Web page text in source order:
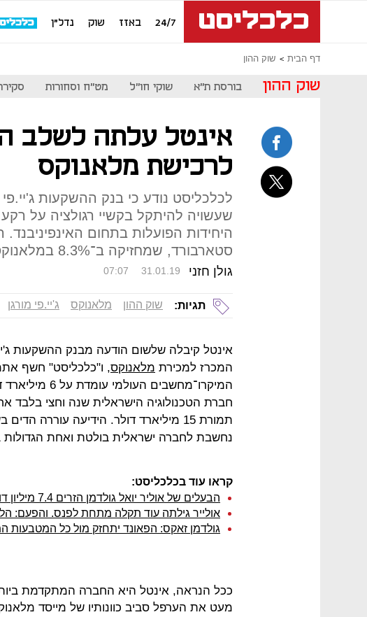
24/7 באזז שוק נדל"ן
דף הבית שוק ההון
שוק ההון בורסת ת"א שוקי חו"ל מט"ח וסחורות
אינטל עלתה לשלב
לרכישת מלאנוקס
לכלכליסט נודע כי בנק ההשקעות
שעשויה להיתקל בקשיי רגולציה על
היחידות הפועלות בתחום
סטארבורד, שמחזיקה ב־8.3% במלאנוקס, תומכת במכירתה
גולן חזני 07:07 31.01.19
תגיות: שוק ההון מלאנוקס ג'יי.פי מורגן
אינטל קיבלה שלשום הודעה מבנק ההשקעות
המכרז למכירת מלאנוקס, ו"כלכליסט" חשף
המיקרו־מחשבים
חברת הטכנולוגיה הישראלית שנה וחצי בלבד
תמורת 15 מיליארד דולר. הידיעה עוררה
נחשבת לחברה ישראלית בולטת ואחת הגדולות
קראו עוד בכלכליסט:
הבעלים של אוליר יואל גולדמן הזרים 7.4 מיליון דולר לחברה
אולייר גילתה עוד תקלה מתחת לפנס. והפעם:
גולדמן זאקס: הפאונד יתחזק מול כל המטבעות
ככל הנראה, אינטל היא החברה המתקדמת
מעט את הערפל סביב כוונותיו של מייסד